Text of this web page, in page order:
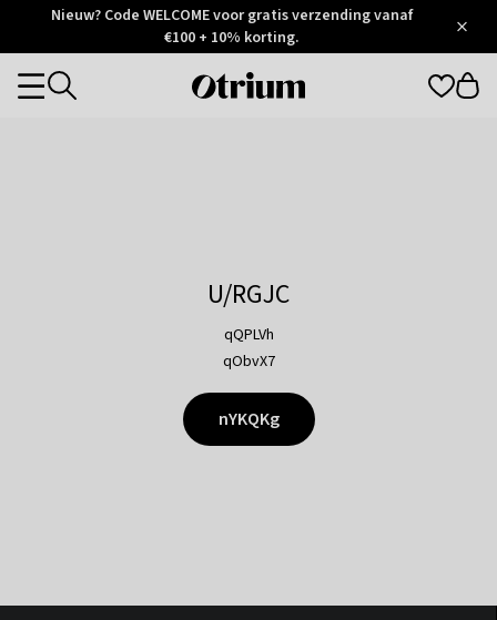
Otrium
Trustpilot
Nieuw? Code WELCOME voor gratis verzending vanaf
€100 + 10% korting.
Otrium
Categories
U/RGJC
qQPLVh
qObvX7
nYKQKg